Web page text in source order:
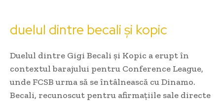
duelul dintre becali și kopic
Duelul dintre Gigi Becali și Kopic a erupt în
contextul barajului pentru Conference League,
unde FCSB urma să se întâlnească cu Dinamo.
Becali, recunoscut pentru afirmațiile sale directe